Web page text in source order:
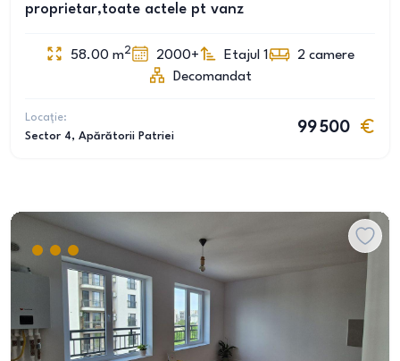
proprietar,toate actele pt vanz
58.00 m2 2000+ Etajul 1 2 camere
Decomandat
Locație:
Sector 4, Apărătorii Patriei
99 500